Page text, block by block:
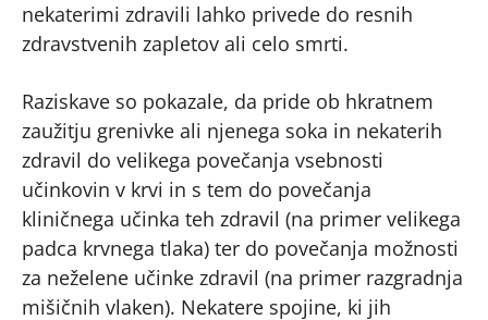
nekaterimi zdravili lahko privede do resnih
zdravstvenih zapletov ali celo smrti.
Raziskave so pokazale, da pride ob hkratnem
zaužitju grenivke ali njenega soka in nekaterih
zdravil do velikega povečanja vsebnosti
učinkovin v krvi in s tem do povečanja
kliničnega učinka teh zdravil (na primer velikega
padca krvnega tlaka) ter do povečanja možnosti
za neželene učinke zdravil (na primer razgradnja
mišičnih vlaken). Nekatere spojine, ki jih